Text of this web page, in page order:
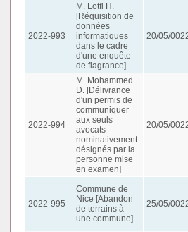
2022-993
M. Lotfi H.
[Réquisition de
données
informatiques
dans le cadre
d'une enquête
de flagrance]
20/05/
2022-994
M. Mohammed
D. [Délivrance
d'un permis de
communiquer
aux seuls
avocats
nominativement
désignés par la
personne mise
en examen]
20/05/
2022-995
Commune de
Nice [Abandon
de terrains à
une commune]
25/05/